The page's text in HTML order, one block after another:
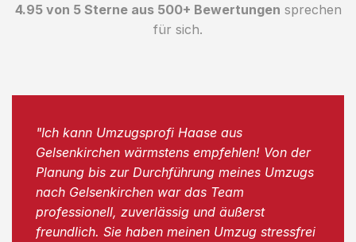
4.95 von 5 Sterne aus 500+ Bewertungen sprechen
für sich.
"Ich kann Umzugsprofi Haase aus
Gelsenkirchen wärmstens empfehlen! Von der
Planung bis zur Durchführung meines Umzugs
nach Gelsenkirchen war das Team
professionell, zuverlässig und äußerst
freundlich. Sie haben meinen Umzug stressfrei